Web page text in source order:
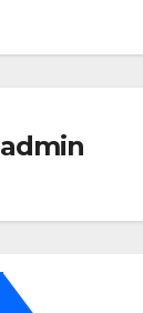
admin